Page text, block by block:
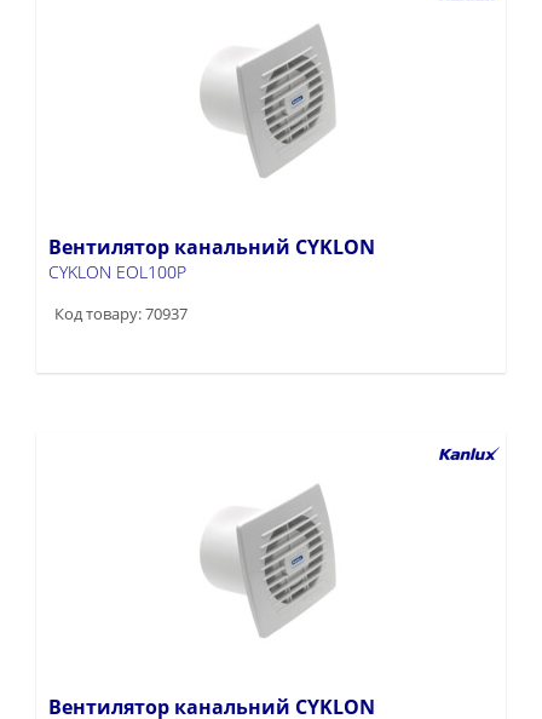
Вентилятор канальний CYKLON
CYKLON EOL100P
Код товару: 70937
Вентилятор канальний CYKLON